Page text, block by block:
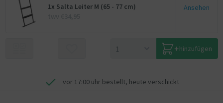
1x Salta Leiter M (65 - 77 cm)
Ansehen
hinzufügen
vor 17:00 uhr bestellt, heute verschickt